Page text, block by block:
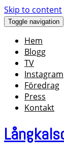
Skip to content
Toggle navigation
Hem
Blogg
TV
Instagram
Föredrag
Press
Kontakt